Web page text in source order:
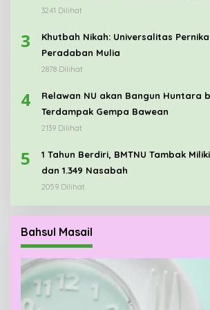
3241 Dilihat
3
Khutbah Nikah: Universalitas
Peradaban Mulia
2878 Dilihat
4
Relawan NU akan Bangun Huntara
Terdampak Gempa Bawean
2139 Dilihat
5
1 Tahun Berdiri, BMTNU Tambak
dan 1.349 Nasabah
2059 Dilihat
Bahsul Masail